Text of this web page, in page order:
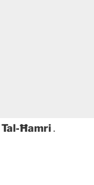
Tal-Ħamri.